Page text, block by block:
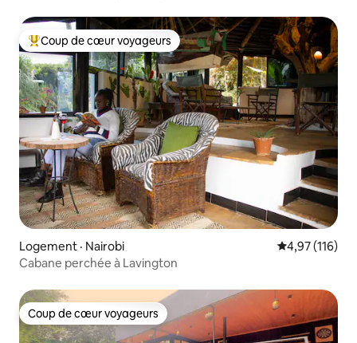
Coup de cœur voyageurs parmi les plus aimés
Coup de cœur voyageurs
Logement · Nairobi Note
4,97 (116)
Cabane perchée à Lavington
Coup de cœur voyageurs
Coup de cœur voyageurs